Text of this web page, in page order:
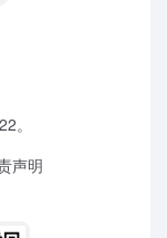
。
声明